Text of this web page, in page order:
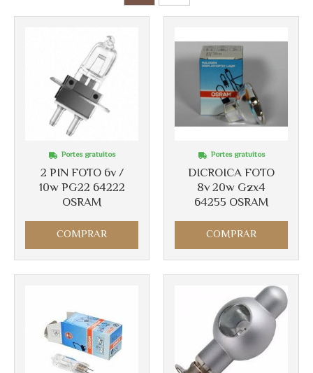
2 PIN FOTO 6v /
10w PG22 64222
OSRAM
Portes gratuitos
COMPRAR
DICROICA FOTO
8v 20w Gzx4
64255 OSRAM
Portes gratuitos
COMPRAR
Más info
Más info